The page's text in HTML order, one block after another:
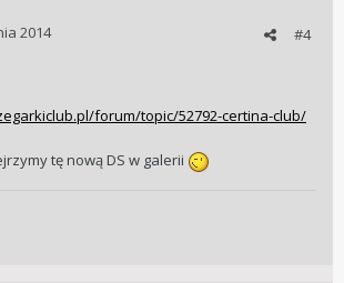
#4
2014
forum/topic/52792-certina-club/
tę nową DS w galerii